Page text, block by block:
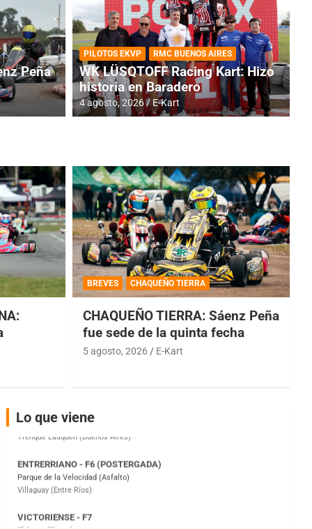
RMC BUENOS AIRES
Cerró una jornada
Peña
PILOTOS EKVP RMC BUENOS AIRES
WK LÜSQTOFF Racing Kart: Hizo
historia en Baradero
4 agosto, 2026 E-Kart
BREVES CHAQUEÑO TIERRA
CHAQUEÑO TIERRA: Sáenz Peña
fue sede de la quinta fecha
5 agosto, 2026 E-Kart
Lo que viene
COBERTURA ESPECIAL DE E-KART.COM.AR
08/09-AGO
IAME SERIES ARGENTINA 6
Ramiro Tot (Asfalto)
Baradero (Buenos Aires)
Parque de la Velocidad (Asfalto)
Villaguay (Entre Ríos)
El Cerro (Tierra)
Victoria (Entre Ríos)
Moto Club Reginense (Tierra)